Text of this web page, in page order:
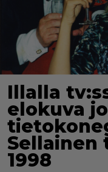
Illalla
elokuva
Sellainen
1998